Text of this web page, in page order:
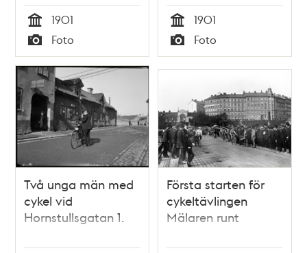
Tid
1901
Typ
Foto Tid
1901
Typ
Foto
Två unga män med
cykel vid
Hornstullsgatan 1.
Första starten för
cykeltävlingen
Mälaren runt